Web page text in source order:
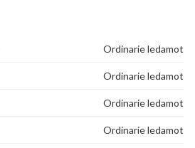
Ordinarie ledamot
Ordinarie ledamot
Ordinarie ledamot
Ordinarie ledamot